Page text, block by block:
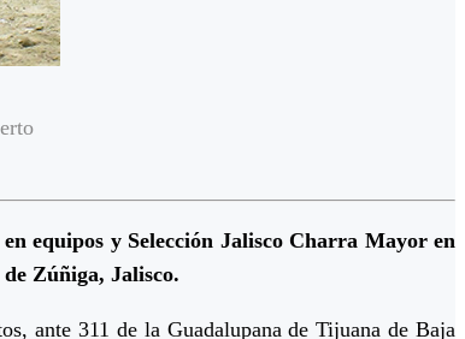
equipos y Selección Jalisco Charra Mayor en
Zúñiga, Jalisco.
ante 311 de la Guadalupana de Tijuana de Baja